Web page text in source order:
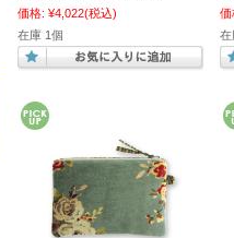
価格: ¥4,022(税込)
在庫 1個
価
在